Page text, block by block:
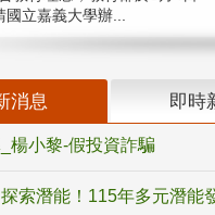
立嘉義大學辦...
消息 即時
楊小黎-假投資詐騙
索潛能！115年多元潛能